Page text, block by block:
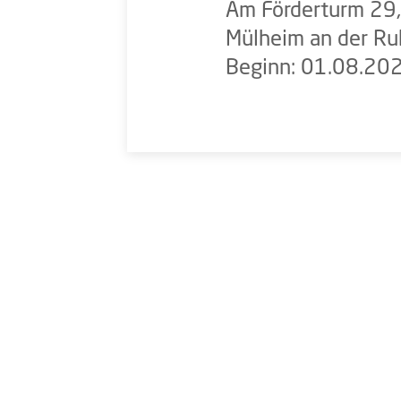
Am Förderturm
Mülheim an der
Beginn: